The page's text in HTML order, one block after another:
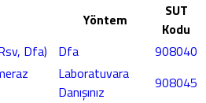
Yöntem
SUT
Kodu
Dfa)
Dfa
908040
Laboratuvara
Danışınız
908045